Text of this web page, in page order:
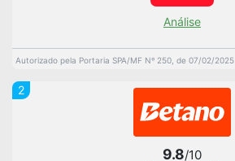
Análise
Autorizado pela Portaria SPA/MF Nº 250, de 07/02/2025
2
9.8/10